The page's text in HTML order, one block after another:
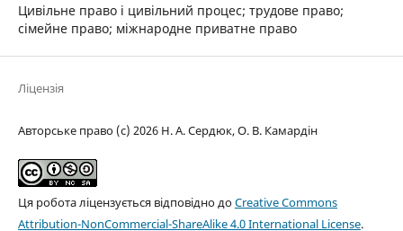
Цивільне право і цивільний процес; трудове право;
сімейне право; міжнародне приватне право
Ліцензія
Авторське право (c) 2026 Н. А. Сердюк, О. В. Камардін
Ця робота ліцензується відповідно доCreative Commons
Attribution-NonCommercial-ShareAlike 4.0 International License.